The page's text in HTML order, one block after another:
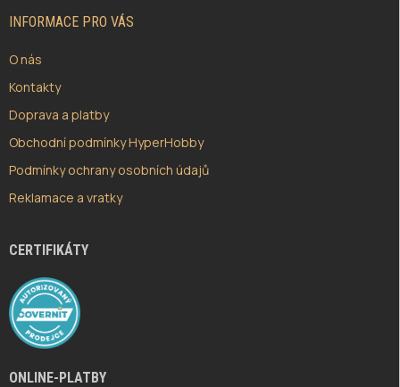
INFORMACE PRO VÁS
O nás
Kontakty
Doprava a platby
Obchodní podmínky HyperHobby
Podmínky ochrany osobních údajů
Reklamace a vratky
CERTIFIKÁTY
ONLINE-PLATBY